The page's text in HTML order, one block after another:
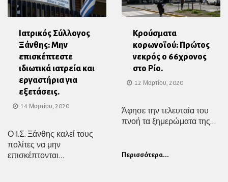
Ιατρικός Σύλλογος
Ξάνθης: Μην
επισκέπτεστε
ιδιωτικά ιατρεία και
εργαστήρια για
εξετάσεις.
14 Μαρτίου, 2020
Ο Ι.Σ. Ξάνθης καλεί τους
πολίτες να μην
επισκέπτονται...
Κρούσματα
κορωνοϊού: Πρώτος
νεκρός ο 66χρονος
στο Ρίο.
12 Μαρτίου, 2020
Άφησε την τελευταία του
πνοή τα ξημερώματα της...
Περισσότερα...